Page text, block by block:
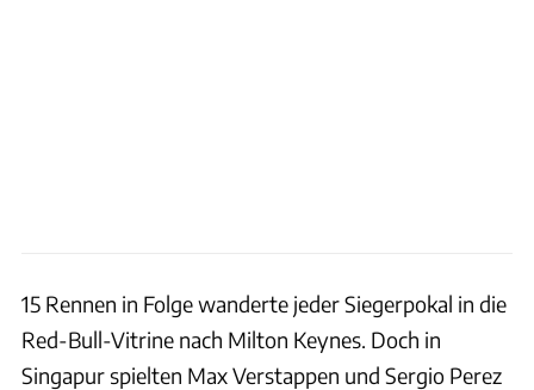
15 Rennen in Folge wanderte jeder Siegerpokal in die
Red-Bull-Vitrine nach Milton Keynes. Doch in
Singapur spielten Max Verstappen und Sergio Perez